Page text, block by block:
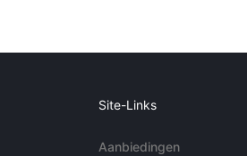
Site-Links
Aanbiedingen